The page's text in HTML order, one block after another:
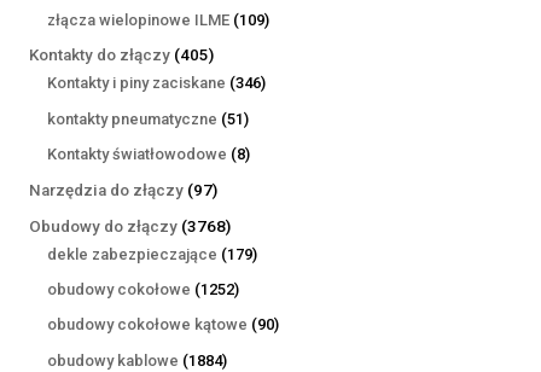
produktów
złącza wielopinowe ILME 109109
Kontakty do złączy 405405
produktów
Kontakty i piny zaciskane 346346
kontakty pneumatyczne 5151
produktów
Kontakty światłowodowe 88
Narzędzia do złączy 9797
produktów
Obudowy do złączy 37683768
produktów
dekle zabezpieczające 179179
obudowy cokołowe 12521252
produkty
obudowy cokołowe kątowe 9090
obudowy kablowe 18841884